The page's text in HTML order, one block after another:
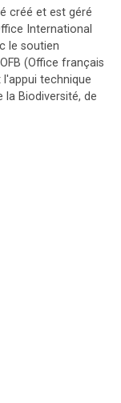
créé et est géré
International
le soutien
(Office français
technique
la Biodiversité, de